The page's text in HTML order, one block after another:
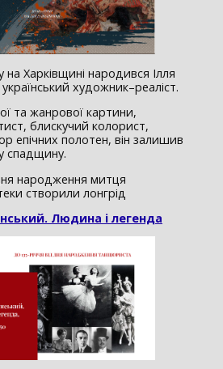
на Харківщині народився Ілля
художник–реаліст.
та жанрової картини,
блискучий колорист,
епічних полотен, він залишив
спадщину.
народження митця
створили лонгрід
Людина і легенда